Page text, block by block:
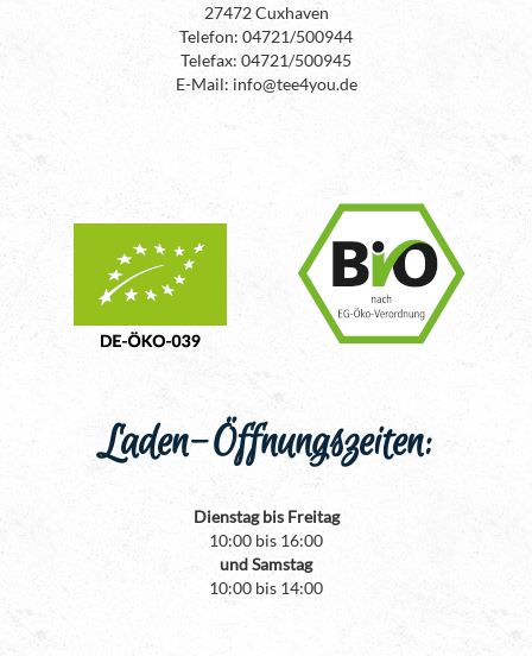
27472 Cuxhaven
Telefon: 04721/500944
Telefax: 04721/500945
E-Mail: info@tee4you.de
Laden-Öffnungszeiten:
Dienstag bis Freitag
10:00 bis 16:00
und Samstag
10:00 bis 14:00